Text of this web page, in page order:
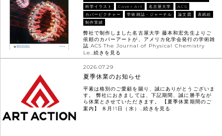
科学イラスト
Cover Art 名古屋大学
ACS
カバーピクチャー
学術雑誌・ジャーナル 論文図
表紙絵
制作実績
弊社で制作しました名古屋大学 藤本和宏先生よりご
依頼のカバーアートが、アメリカ化学会発行の学術雑
誌 ACS The Journal of Physical Chemistry
Le…続きを見る
2026.07.29
夏季休業のお知らせ
平素は格別のご愛顧を賜り、誠にありがとうございま
す。 弊社におきましては、下記期間、誠に勝手なが
ら休業とさせていただきます。 【夏季休業期間のご
案内】 ８月11日（水）… 続きを見る